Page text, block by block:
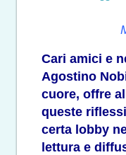
Cari amici e
Agostino
cuore, offre
queste
certa lobby
lettura e